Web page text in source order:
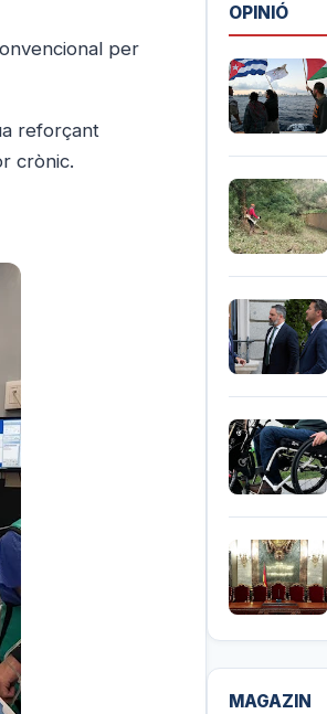
per
reforçant
crònic.
OPINIÓ
MAGAZIN